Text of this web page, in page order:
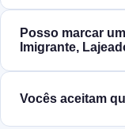
Posso marcar
Imigrante,
Vocês aceitam